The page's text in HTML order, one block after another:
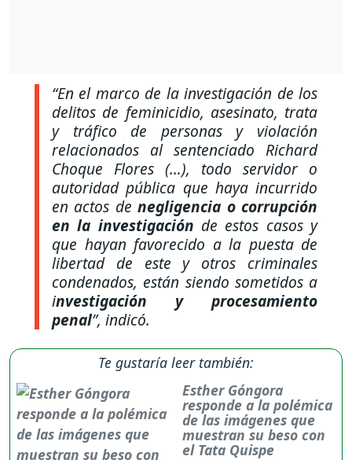
“En el marco de la investigación de los
delitos de feminicidio, asesinato, trata
y tráfico de personas y violación
relacionados al sentenciado Richard
Choque Flores (…), todo servidor o
autoridad pública que haya incurrido
en actos denegligencia o corrupción
en la investigación de estos casos y
que hayan favorecido a la puesta de
libertad de este y otros criminales
condenados, están siendo sometidos a
investigación y procesamiento
penal”, indicó.
Te gustaría leer también:
Esther Góngora
responde a la polémica
de las imágenes que
muestran su beso con
el Tata Quispe